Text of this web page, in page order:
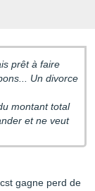
prêt à faire
Un divorce
montant total
et ne veut
gagne perd de